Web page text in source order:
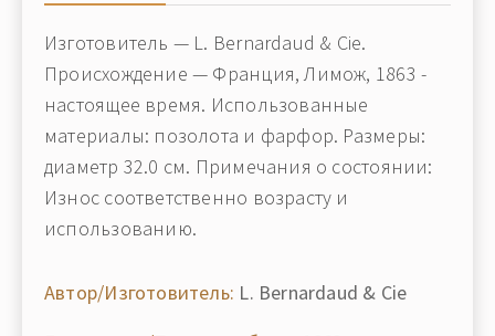
Изготовитель — L. Bernardaud & Cie.
Происхождение — Франция, Лимож, 1863 -
настоящее время. Использованные
материалы: позолота и фарфор. Размеры:
диаметр 32.0 см. Примечания о состоянии:
Износ соответственно возрасту и
использованию.
Автор/Изготовитель: L. Bernardaud & Cie